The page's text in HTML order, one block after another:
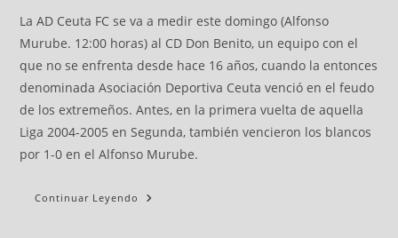
La AD Ceuta FC se va a medir este domingo (Alfonso
Murube. 12:00 horas) al CD Don Benito, un equipo con el
que no se enfrenta desde hace 16 años, cuando la entonces
denominada Asociación Deportiva Ceuta venció en el feudo
de los extremeños. Antes, en la primera vuelta de aquella
Liga 2004-2005 en Segunda, también vencieron los blancos
por 1-0 en el Alfonso Murube.
Continuar Leyendo